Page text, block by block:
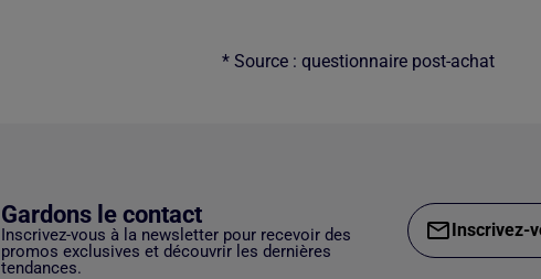
* Source : questionnaire post-achat
Gardons le contact
Inscrivez-vous à la newsletter pour recevoir des
promos exclusives et découvrir les dernières
tendances.
Inscrivez-